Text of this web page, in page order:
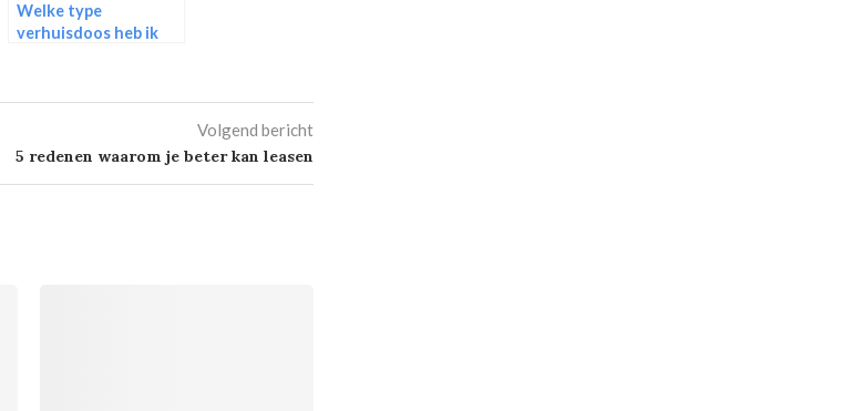
Welke type
verhuisdoos heb ik
Volgend bericht
5 redenen waarom je beter kan leasen